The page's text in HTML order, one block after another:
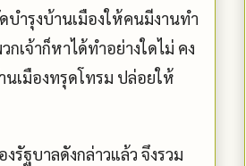
บำรุงบ้านเมืองให้คนมีงานทำ
เจ้าก็หาได้ทำอย่างใดไม่ คง
นเมืองทรุดโทรม ปล่อยให้
รัฐบาลดังกล่าวแล้ว จึงรวม